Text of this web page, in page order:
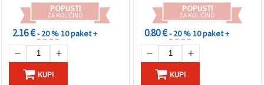
POPUSTI
ZA KOLIČINO
2.16 €- 20 %10 paket +
KUPI
POPUSTI
ZA KOLIČINO
0.80 €- 20 %10 paket +
KUPI